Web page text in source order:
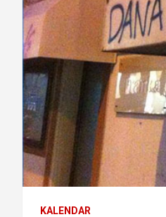
KALENDAR